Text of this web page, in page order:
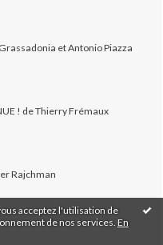
acceptez l'utilisation de
de nos services. En
Grassadonia et Antonio Piazza
! de Thierry Frémaux
Rajchman